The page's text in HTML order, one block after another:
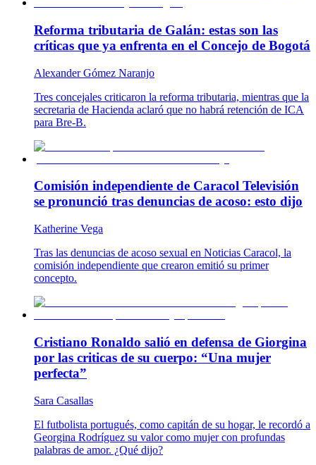
Reforma tributaria de Galán: estas son las
críticas que ya enfrenta en el Concejo de Bogotá
Alexander Gómez Naranjo
Tres concejales criticaron la reforma tributaria, mientras que la
secretaria de Hacienda aclaró que no habrá retención de ICA
para Bre-B.
Comisión independiente de Caracol Televisión
se pronunció tras denuncias de acoso: esto dijo
Katherine Vega
Tras las denuncias de acoso sexual en Noticias Caracol, la
comisión independiente que crearon emitió su primer
concepto.
Cristiano Ronaldo salió en defensa de Giorgina
por las criticas de su cuerpo: “Una mujer
perfecta”
Sara Casallas
El futbolista portugués, como capitán de su hogar, le recordó a
Georgina Rodríguez su valor como mujer con profundas
palabras de amor. ¿Qué dijo?